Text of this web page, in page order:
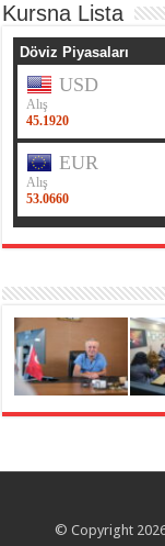
Kursna Lista
© Copyright